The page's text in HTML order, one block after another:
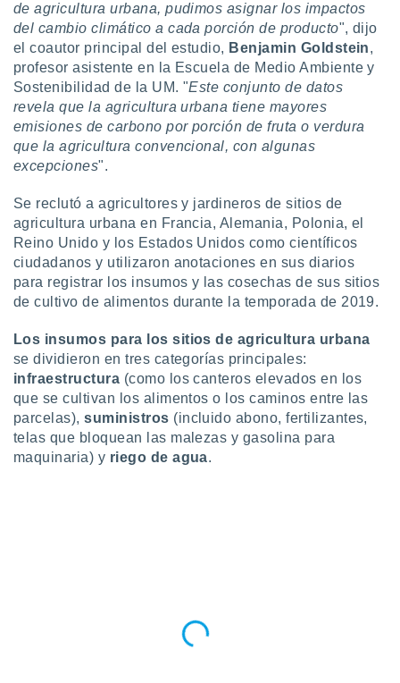
de agricultura urbana, pudimos asignar los impactos
del cambio climático a cada porción de producto", dijo
el coautor principal del estudio, Benjamin Goldstein,
profesor asistente en la Escuela de Medio Ambiente y
Sostenibilidad de la UM. "Este conjunto de datos
revela que la agricultura urbana tiene mayores
emisiones de carbono por porción de fruta o verdura
que la agricultura convencional, con algunas
excepciones".
Se reclutó a agricultores y jardineros de sitios de
agricultura urbana en Francia, Alemania, Polonia, el
Reino Unido y los Estados Unidos como científicos
ciudadanos y utilizaron anotaciones en sus diarios
para registrar los insumos y las cosechas de sus sitios
de cultivo de alimentos durante la temporada de 2019.
Los insumos para los sitios de agricultura urbana
se dividieron en tres categorías principales:
infraestructura (como los canteros elevados en los
que se cultivan los alimentos o los caminos entre las
parcelas), suministros (incluido abono, fertilizantes,
telas que bloquean las malezas y gasolina para
maquinaria) y riego de agua.